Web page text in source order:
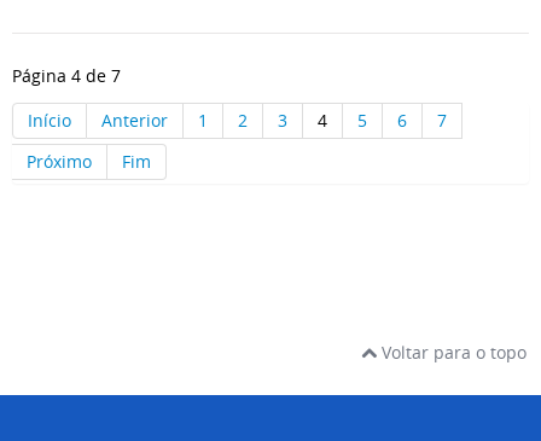
Página 4 de 7
Início
Anterior 1 2 3 4 5 6
7
Próximo
Fim
Voltar para o topo